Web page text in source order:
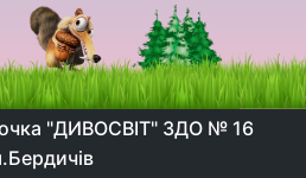
"ДИВОСВІТ" ЗДО № 16